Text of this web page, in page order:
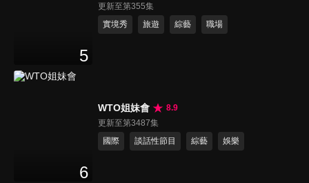
5
更新至第355集
實境秀
旅遊 綜藝 職場
6
WTO姐妹會
8.9
更新至第3487集
國際
談話性節目 綜藝 娛樂